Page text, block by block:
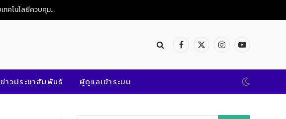
“ภัทรพงศ์” หนุน บวท. ลุยโครงการ Digital Tower ยกระดับเทคโนโลยีควบคุมจราจรทางอากาศไทย
Facebook
X
InstagramYouTube
ข่าวประชาสัมพันธ์ ผู้ดูแลเข้าระบบ